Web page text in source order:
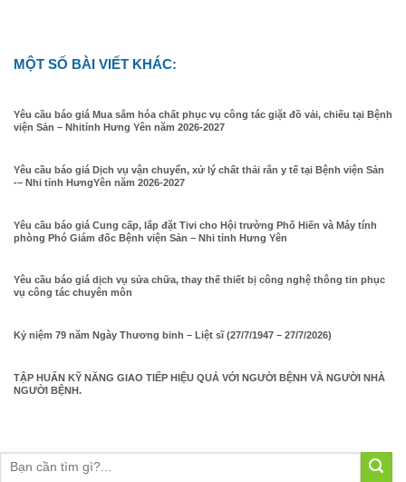
MỘT SỐ BÀI VIẾT KHÁC:
Yêu cầu báo giá Mua sắm hóa chất phục vụ công tác giặt đồ vải, chiếu tại Bệnh
viện Sản – Nhitỉnh Hưng Yên năm 2026-2027
Yêu cầu báo giá Dịch vụ vận chuyển, xử lý chất thải rắn y tế tại Bệnh viện Sản
-– Nhi tỉnh HưngYên năm 2026-2027
Yêu cầu báo giá Cung cấp, lắp đặt Tivi cho Hội trường Phố Hiến và Máy tính
phòng Phó Giám đốc Bệnh viện Sản – Nhi tỉnh Hưng Yên
Yêu cầu báo giá dịch vụ sửa chữa, thay thế thiết bị công nghệ thông tin phục
vụ công tác chuyên môn
Kỷ niệm 79 năm Ngày Thương binh – Liệt sĩ (27/7/1947 – 27/7/2026)
TẬP HUẤN KỸ NĂNG GIAO TIẾP HIỆU QUẢ VỚI NGƯỜI BỆNH VÀ NGƯỜI NHÀ
NGƯỜI BỆNH.